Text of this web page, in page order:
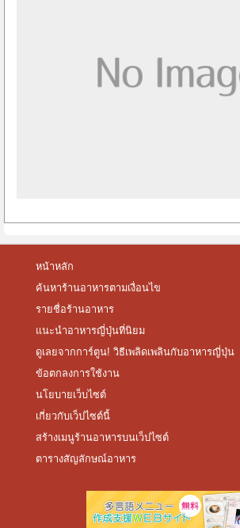
หน้าหลัก
ค้นหาร้านอาหารตามเงื่อนไข
รายชื่อร้านอาหาร
แนะนำอาหารญี่ปุ่นที่นิยม
ดูเลยจากการ์ตูน! วิธีเพลิดเพลินกับอาหารญี่ปุ่น
ข้อตกลงการใช้งาน
นโยบายเว็บไซต์
เกี่ยวกับเว็ปไซต์นี้
สร้างเมนูร้านอาหารบนเว็ปไซต์
ตารางสัญลักษณ์อาหาร